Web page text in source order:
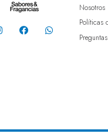
Nosotros
Políticas